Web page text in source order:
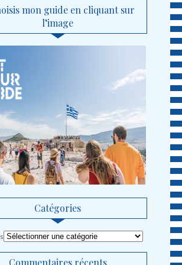
mon guide en cliquant sur
l’image
Catégories
Commentaires récents